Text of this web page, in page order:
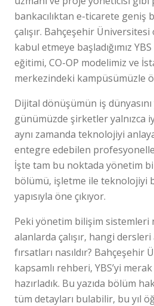
bankacılıktan e-ticarete geniş
çalışır. Bahçeşehir
kabul etmeye başladığımız
eğitimi, CO-OP modelimiz ve
merkezindeki kampüsümüzle
Dijital dönüşümün iş
günümüzde şirketler yalnızca
aynı zamanda teknolojiyi
entegre edebilen
İşte tam bu noktada yönetim
bölümü, işletme ile teknolojiyi
yapısıyla öne çıkıyor.
Peki yönetim bilişim sistemleri
alanlarda çalışır, hangi
fırsatları nasıldır?
kapsamlı rehberi, YBS’yi
hazırladık. Bu yazıda bölüm
tüm detayları bulabilir, bu yıl